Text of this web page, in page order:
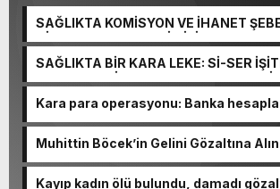
SAĞLIKTA KOMİSYON VE İHANET
NİHAT URUÇ VE SEMİH İŞİTME
VURGUNU!
SAĞLIKTA BİR KARA LEKE: Sİ-SER
MERKEZLERİ VE MODERN UMUT
Kara para operasyonu: Banka
varlıklarına el konuldu
Muhittin Böcek’in Gelini Gözaltına
Kayıp kadın ölü bulundu, damadı